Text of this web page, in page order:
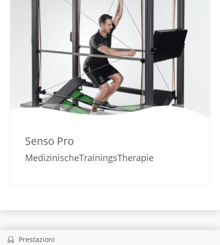
Senso Pro
MedizinischeTrainingsTherapie
Prestazioni